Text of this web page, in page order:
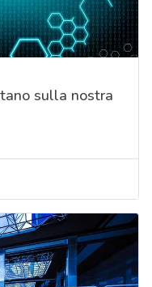
sulla nostra